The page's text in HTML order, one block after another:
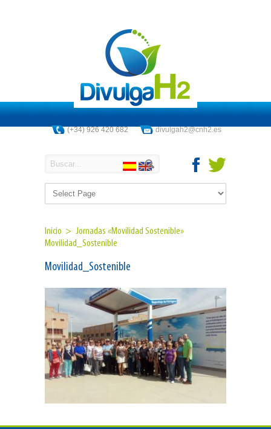
(+34) 926 420 682 divulgah2@cnh2.es
Inicio > Jornadas «Movilidad Sostenible»
Movilidad_Sostenible
Movilidad_Sostenible